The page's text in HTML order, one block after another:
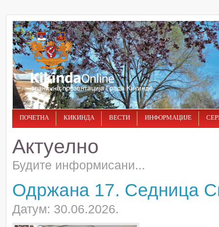
ПОЧЕТНА КИКИНДА ВЕСТИ ИНФОРМАЦИЈЕ
Актуелно
Будите информисани...
Одржана 17. Седница
Датум: 30.06.2026.